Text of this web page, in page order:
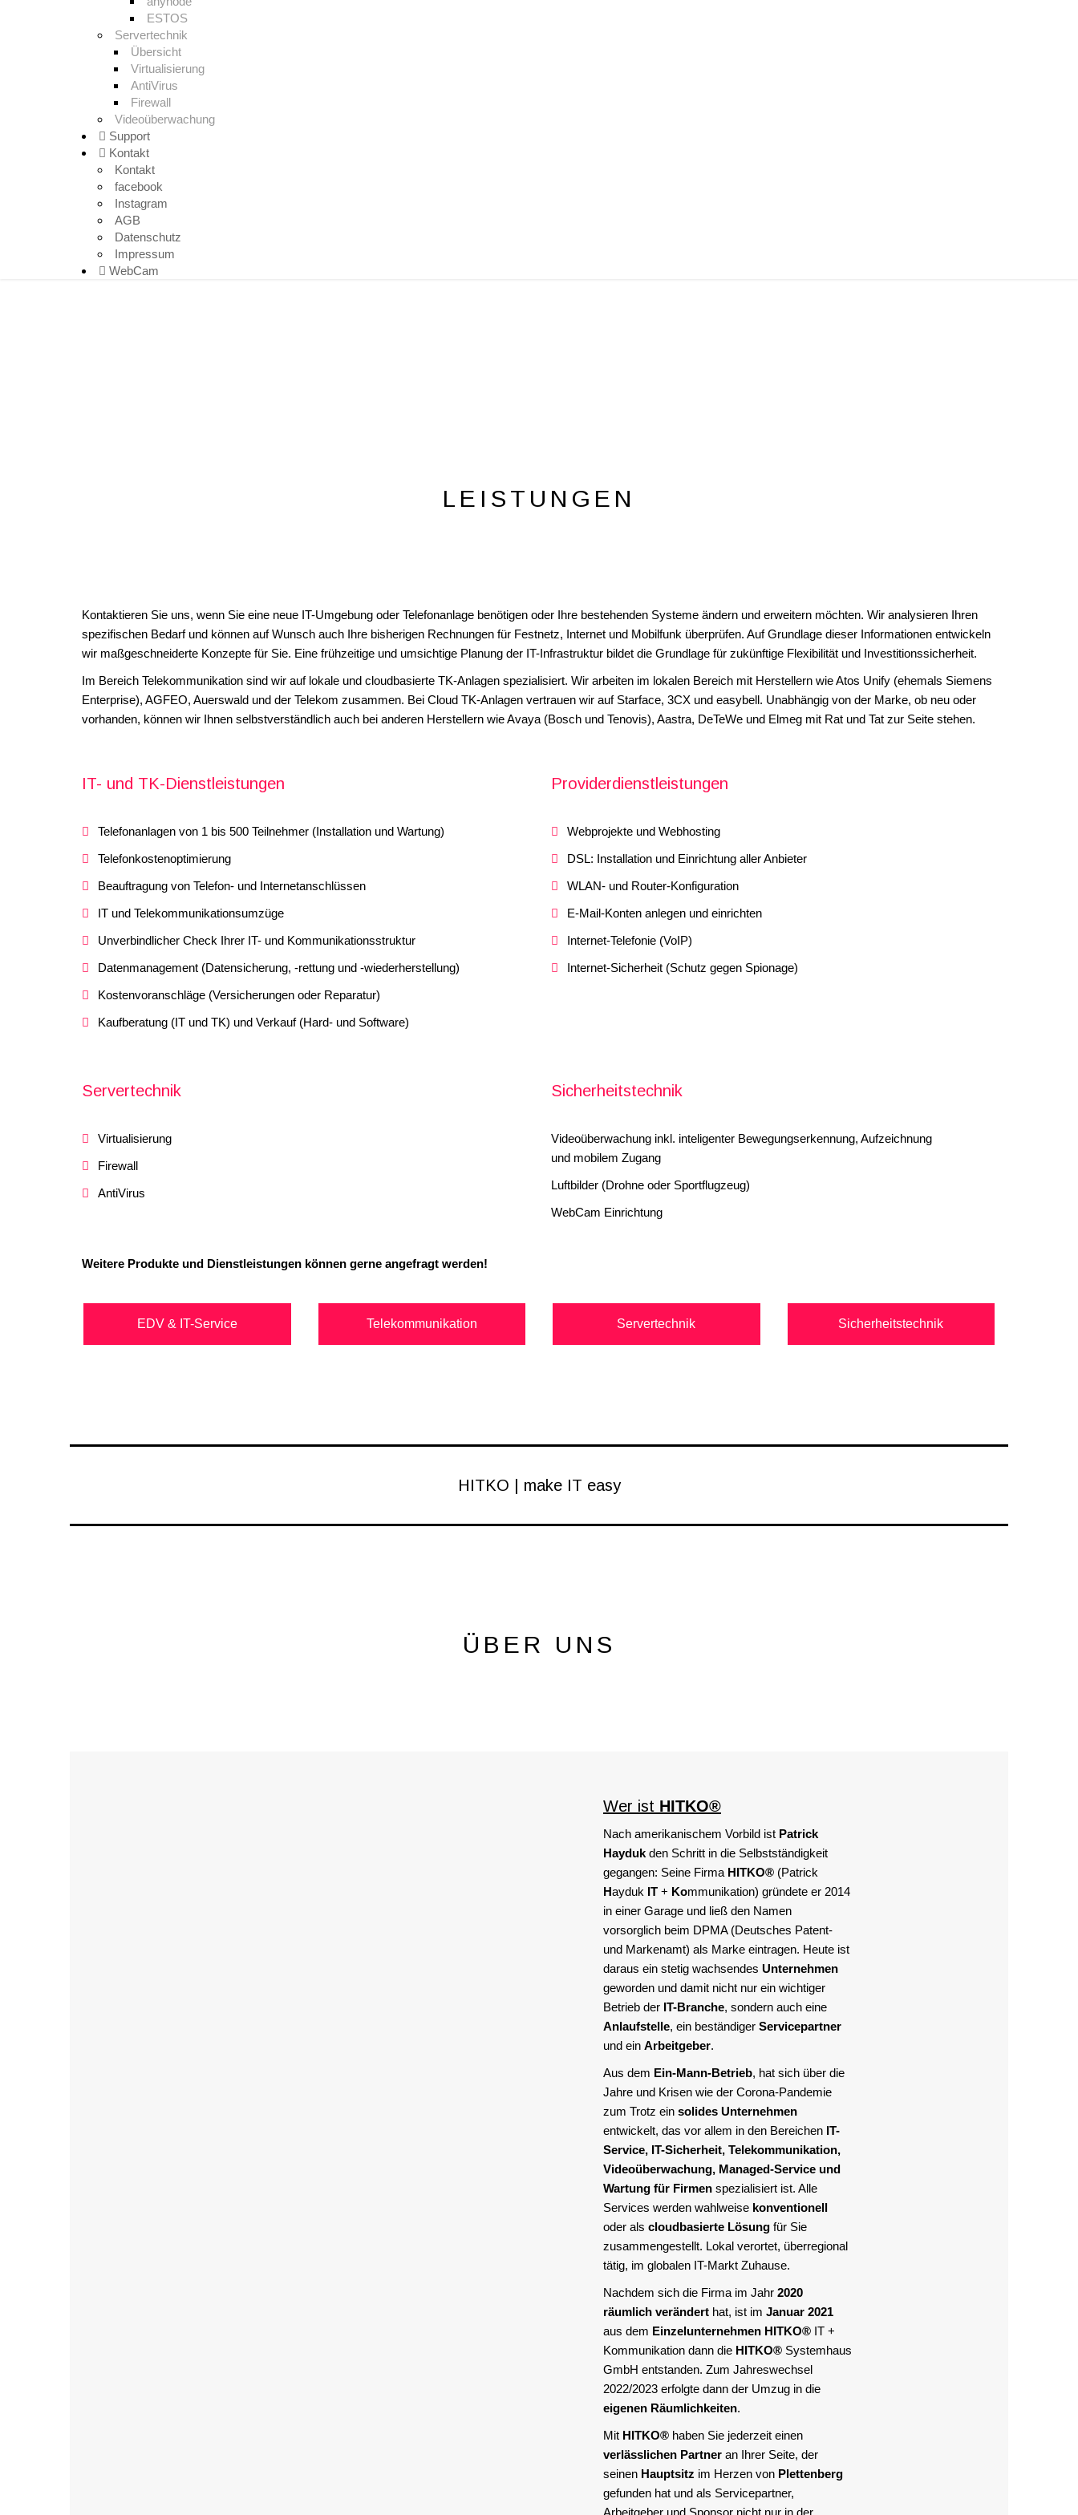
ESTOS
Servertechnik
Übersicht
Virtualisierung
AntiVirus
Firewall
Videoüberwachung
Support
Kontakt
Kontakt
facebook
Instagram
AGB
Datenschutz
Impressum
WebCam
LEISTUNGEN
Kontaktieren Sie uns, wenn Sie eine neue IT-Umgebung oder Telefonanlage benötigen oder Ihre bestehenden Systeme ändern und erweitern möchten. Wir analysieren Ihren
spezifischen Bedarf und können auf Wunsch auch Ihre bisherigen Rechnungen für Festnetz, Internet und Mobilfunk überprüfen. Auf Grundlage dieser Informationen entwickeln
wir maßgeschneiderte Konzepte für Sie. Eine frühzeitige und umsichtige Planung der IT-Infrastruktur bildet die Grundlage für zukünftige Flexibilität und Investitionssicherheit.
Im Bereich Telekommunikation sind wir auf lokale und cloudbasierte TK-Anlagen spezialisiert. Wir arbeiten im lokalen Bereich mit Herstellern wie Atos Unify (ehemals Siemens
Enterprise), AGFEO, Auerswald und der Telekom zusammen. Bei Cloud TK-Anlagen vertrauen wir auf Starface, 3CX und easybell. Unabhängig von der Marke, ob neu oder
vorhanden, können wir Ihnen selbstverständlich auch bei anderen Herstellern wie Avaya (Bosch und Tenovis), Aastra, DeTeWe und Elmeg mit Rat und Tat zur Seite stehen.
IT- und TK-Dienstleistungen
Telefonanlagen von 1 bis 500 Teilnehmer (Installation und Wartung)
Telefonkostenoptimierung
Beauftragung von Telefon- und Internetanschlüssen
IT und Telekommunikationsumzüge
Unverbindlicher Check Ihrer IT- und Kommunikationsstruktur
Datenmanagement (Datensicherung, -rettung und -wiederherstellung)
Kostenvoranschläge (Versicherungen oder Reparatur)
Kaufberatung (IT und TK) und Verkauf (Hard- und Software)
Providerdienstleistungen
Webprojekte und Webhosting
DSL: Installation und Einrichtung aller Anbieter
WLAN- und Router-Konfiguration
E-Mail-Konten anlegen und einrichten
Internet-Telefonie (VoIP)
Internet-Sicherheit (Schutz gegen Spionage)
Servertechnik
Virtualisierung
Firewall
AntiVirus
Sicherheitstechnik
Videoüberwachung inkl. inteligenter Bewegungserkennung, Aufzeichnung
und mobilem Zugang
Luftbilder (Drohne oder Sportflugzeug)
WebCam Einrichtung
Weitere Produkte und Dienstleistungen können gerne angefragt werden!
EDV & IT-Service Telekommunikation Servertechnik Sicherheitstechnik
HITKO | make IT easy
ÜBER UNS
Wer ist HITKO®
Nach amerikanischem Vorbild ist Patrick
Hayduk den Schritt in die Selbstständigkeit
gegangen: Seine Firma HITKO® (Patrick
Hayduk IT + Kommunikation) gründete er 2014
in einer Garage und ließ den Namen
vorsorglich beim DPMA (Deutsches Patent-
und Markenamt) als Marke eintragen. Heute ist
daraus ein stetig wachsendes Unternehmen
geworden und damit nicht nur ein wichtiger
Betrieb der IT-Branche, sondern auch eine
Anlaufstelle, ein beständiger Servicepartner
und ein Arbeitgeber.
Aus dem Ein-Mann-Betrieb, hat sich über die
Jahre und Krisen wie der Corona-Pandemie
zum Trotz ein solides Unternehmen
entwickelt, das vor allem in den Bereichen IT-
Service, IT-Sicherheit, Telekommunikation,
Videoüberwachung, Managed-Service und
Wartung für Firmen spezialisiert ist. Alle
Services werden wahlweise konventionell
oder als cloudbasierte Lösung für Sie
zusammengestellt. Lokal verortet, überregional
tätig, im globalen IT-Markt Zuhause.
Nachdem sich die Firma im Jahr 2020
räumlich verändert hat, ist im Januar 2021
aus dem Einzelunternehmen HITKO® IT +
Kommunikation dann die HITKO® Systemhaus
GmbH entstanden. Zum Jahreswechsel
2022/2023 erfolgte dann der Umzug in die
eigenen Räumlichkeiten.
Mit HITKO® haben Sie jederzeit einen
verlässlichen Partner an Ihrer Seite, der
seinen Hauptsitz im Herzen von Plettenberg
gefunden hat und als Servicepartner,
Arbeitgeber und Sponsor nicht nur in der